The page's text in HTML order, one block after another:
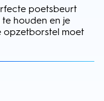
poetsbeurt
houden en je
opzetborstel moet